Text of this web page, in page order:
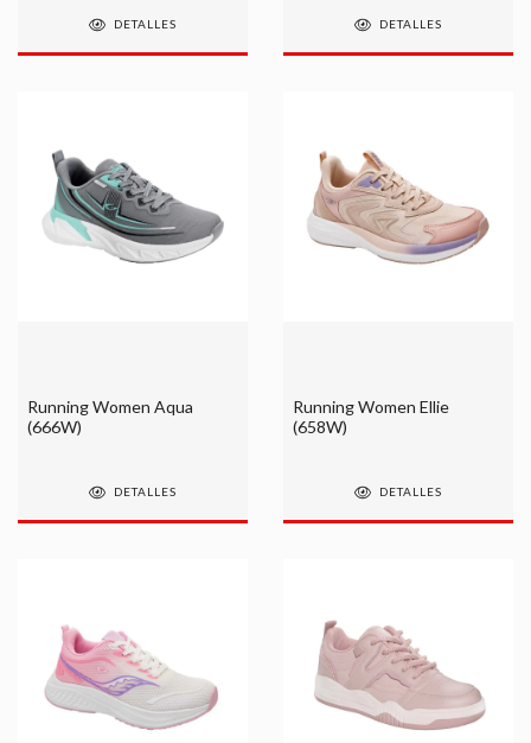
DETALLES DETALLES
Running Women Aqua
(666W)
DETALLES
Running Women Ellie
(658W)
DETALLES